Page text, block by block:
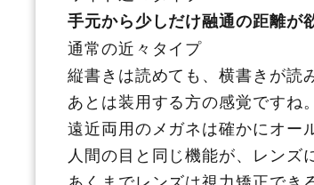
手元から少しだけ融通の距離が
通常の近々タイプ
縦書きは読めても、横書きが読
あとは装用する方の感覚ですね
遠近両用のメガネは確かにオー
人間の目と同じ機能が、レンズ